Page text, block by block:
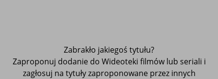
Zabrakło jakiegoś tytułu?
Zaproponuj dodanie do Wideoteki filmów lub seriali i
zagłosuj na tytuły zaproponowane przez innych